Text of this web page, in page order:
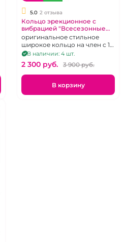
5.0 2 отзыва
Кольцо эрекционное с
вибрацией "Всесезонные
шины" перезаряжаемое
оригинальное стильное
широкое кольцо на член с 10
режимами
В наличии: 4 шт.
2 300 pуб. 3 900 pуб.
В корзину